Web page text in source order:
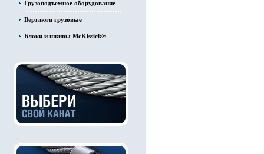
Грузоподъемное оборудование
Вертлюги грузовые
Блоки и шкивы McKissick®